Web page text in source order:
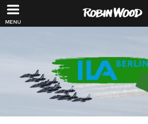
Direkt zum Inhalt